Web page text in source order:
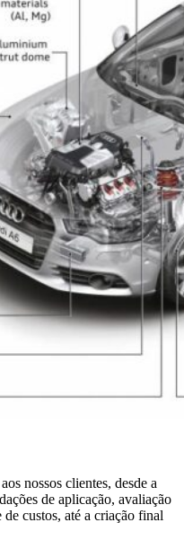
nossos clientes, desde a
de aplicação, avaliação
custos, até a criação final